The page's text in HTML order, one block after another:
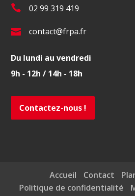
T
l
.
:
02 99 319 419
E
m
a
:
contact@frpa.fr
Du lundi au vendredi
9h - 12h / 14h - 18h
Contactez-nous !
Accueil Contact
Politique de confidentialité